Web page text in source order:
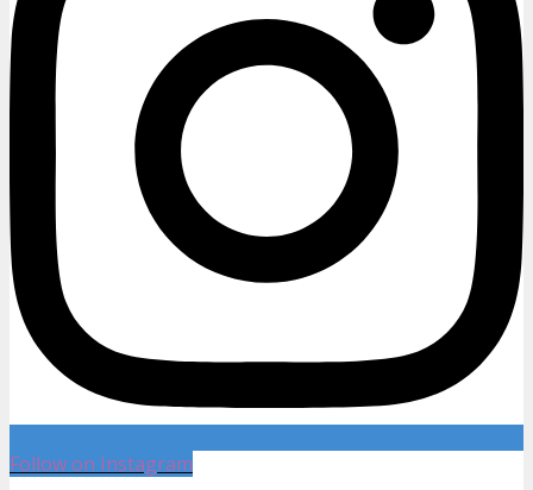
Follow on Instagram